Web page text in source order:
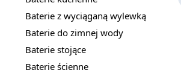
Baterie z wyciąganą wylewką
Baterie do zimnej wody
Baterie stojące
Baterie ścienne